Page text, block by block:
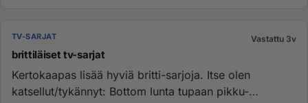
TV-SARJAT Vastattu 3v
brittiläiset tv-sarjat
Kertokaapas lisää hyviä britti-sarjoja. Itse olen
katsellut/tykännyt: Bottom lunta tupaan pikku-